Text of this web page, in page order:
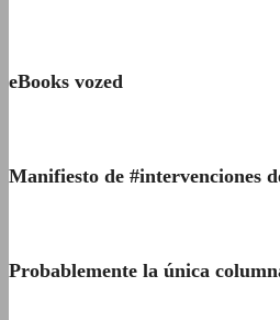
eBooks vozed
Manifiesto de #intervenciones
Probablemente la única